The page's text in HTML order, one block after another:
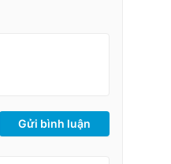
Gửi bình luận